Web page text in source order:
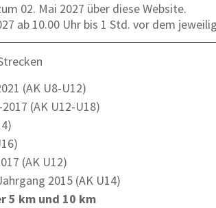
02. Mai 2027 über diese Website.
ab 10.00 Uhr bis 1 Std. vor dem
(AK U8-U12)
(AK U12-U18)
(AK U12)
2015 (AK U14)
5 km und 10 km